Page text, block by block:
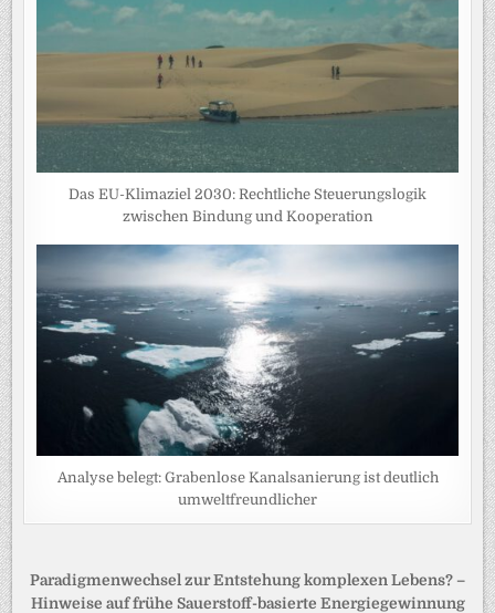
Das EU-Klimaziel 2030: Rechtliche Steuerungslogik
zwischen Bindung und Kooperation
Analyse belegt: Grabenlose Kanalsanierung ist deutlich
umweltfreundlicher
Beitragsnavigation
Paradigmenwechsel zur Entstehung komplexen Lebens? –
Hinweise auf frühe Sauerstoff-basierte Energiegewinnung